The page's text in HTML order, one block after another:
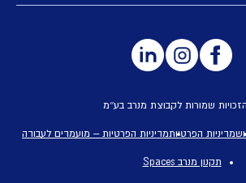
שמורות לקבוצת מנרב בע״מ
מדיניות הפרטיותמדיניות הפרטיות – מועמדים לעבודה
תקנון מנרב Spaces